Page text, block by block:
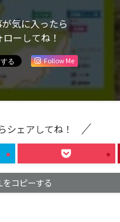
気に入ったら
ローしてね！
Follow Me
シェアしてね！
をコピーする